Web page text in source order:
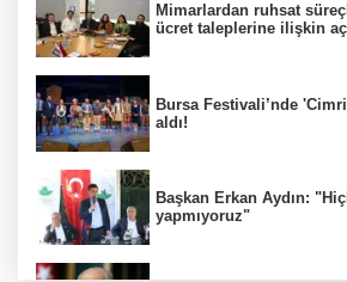
Mimarlardan ruhsat
ücret taleplerine ilişkin
Bursa Festivali’nde
aldı!
Başkan Erkan Aydın:
yapmıyoruz"